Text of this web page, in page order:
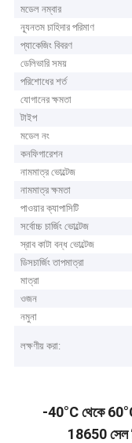
মডেল নম্বার
ন্যূনতম চাহিদার পরিমাণ
প্যাকেজিং বিবরণ
ডেলিভারি সময়
পরিশোধের শর্ত
যোগানের ক্ষমতা
টাইপ
মডেল নং
কনফিগারেশন
নামমাত্র ভোল্টেজ
নামমাত্র ক্ষমতা
পাওয়ার ক্যাপাসিটি
সর্বোচ্চ চার্জিং ভোল্টেজ
স্রাব কাটা বন্ধ ভোল্টেজ
ডিসচার্জিং তাপমাত্রা
মাত্রা
ওজন
নমুনা
লক্ষণীয় করা:
-40°C থেকে 60°C
18650 সেল